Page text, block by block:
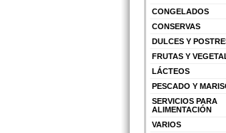
CONGELADOS
CONSERVAS
DULCES Y
FRUTAS Y
LÁCTEOS
PESCADO Y
SERVICIOS PARA
ALIMENTACIÓN
VARIOS